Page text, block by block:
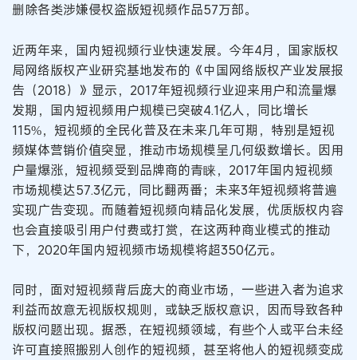
删除各类涉嫌侵权盗版短视频作品57万部。
近两年来，国内短视频行业快速发展。今年4月，国家版权
局网络版权产业研究基地发布的《中国网络版权产业发展报
告（2018）》显示，2017年短视频行业迎来用户和流量爆
发期，国内短视频用户规模已突破4.1亿人，同比增长
115%，短视频的全民化普及在未来几年可期，特别是短视
频媒体营销价值突显，推动市场规模呈几何级数增长。因用
户量爆涨，短视频受到品牌商的青睐，2017年国内短视频
市场规模达57.3亿元，同比翻两番；未来3年短视频将普遍
实现广告变现。而随着短视频向精品化发展，优质版权内容
也会直接吸引用户付费或打赏，在这两种商业模式的推动
下，2020年国内短视频市场规模将超350亿元。
同时，面对短视频背后庞大的商业市场，一些进入者为追求
利益而故意无视版权规则，或缺乏版权意识，因而导致各种
版权问题出现。据悉，在短视频领域，有些个人或平台未经
许可直接照搬别人创作的短视频，甚至将他人的短视频变成